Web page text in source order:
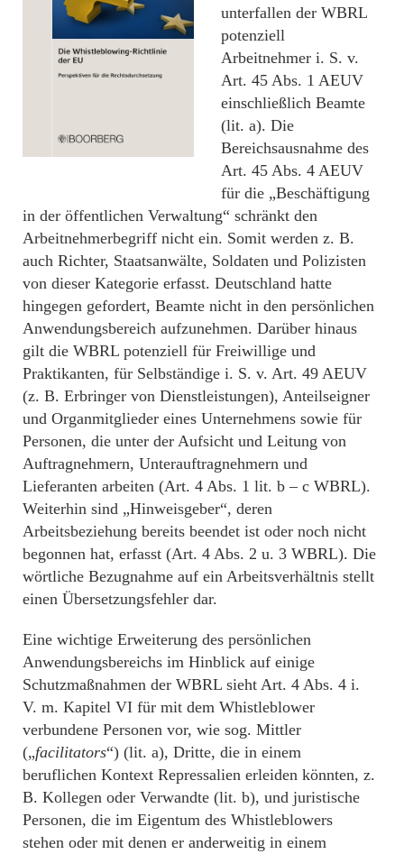
unterfallen der WBRL
potenziell
Arbeitnehmer i. S. v.
Art. 45 Abs. 1 AEUV
einschließlich Beamte
(lit. a). Die
Bereichsausnahme des
Art. 45 Abs. 4 AEUV
für die „Beschäftigung
in der öffentlichen Verwaltung“ schränkt den
Arbeitnehmerbegriff nicht ein. Somit werden z. B.
auch Richter, Staatsanwälte, Soldaten und Polizisten
von dieser Kategorie erfasst. Deutschland hatte
hingegen gefordert, Beamte nicht in den persönlichen
Anwendungsbereich aufzunehmen. Darüber hinaus
gilt die WBRL potenziell für Freiwillige und
Praktikanten, für Selbständige i. S. v. Art. 49 AEUV
(z. B. Erbringer von Dienstleistungen), Anteilseigner
und Organmitglieder eines Unternehmens sowie für
Personen, die unter der Aufsicht und Leitung von
Auftragnehmern, Unterauftragnehmern und
Lieferanten arbeiten (Art. 4 Abs. 1 lit. b – c WBRL).
Weiterhin sind „Hinweisgeber“, deren
Arbeitsbeziehung bereits beendet ist oder noch nicht
begonnen hat, erfasst (Art. 4 Abs. 2 u. 3 WBRL). Die
wörtliche Bezugnahme auf ein Arbeitsverhältnis stellt
einen Übersetzungsfehler dar.
Eine wichtige Erweiterung des persönlichen
Anwendungsbereichs im Hinblick auf einige
Schutzmaßnahmen der WBRL sieht Art. 4 Abs. 4 i.
V. m. Kapitel VI für mit dem Whistleblower
verbundene Personen vor, wie sog. Mittler
(„facilitators“) (lit. a), Dritte, die in einem
beruflichen Kontext Repressalien erleiden könnten, z.
B. Kollegen oder Verwandte (lit. b), und juristische
Personen, die im Eigentum des Whistleblowers
stehen oder mit denen er anderweitig in einem